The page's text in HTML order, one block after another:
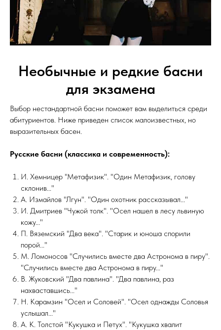
Необычные и редкие басни
для экзамена
Выбор нестандартной басни поможет вам выделиться среди
абитуриентов. Ниже приведен список малоизвестных, но
выразительных басен.
Русские басни (классика и современность):
И. Хемницер "Метафизик". "Один Метафизик, голову
склонив..."
А. Измайлов "Лгун". "Один охотник рассказывал..."
И. Дмитриев "Чужой толк". "Осел нашел в лесу львиную
кожу..."
П. Вяземский "Два века". "Старик и юноша спорили
порой..."
М. Ломоносов "Случились вместе два Астронома в пиру".
"Случились вместе два Астронома в пиру..."
В. Жуковский "Два павлина". "Два павлина, раз
нахваставшись..."
Н. Карамзин "Осел и Соловей". "Осел однажды Соловья
услышал..."
А. К. Толстой "Кукушка и Петух". "Кукушка хвалит